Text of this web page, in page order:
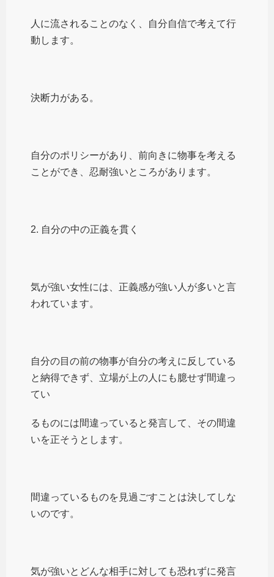
人に流されることのなく、自分自信で考えて行
動します。
決断力がある。
自分のポリシーがあり、前向きに物事を考える
ことができ、忍耐強いところがあります。
2. 自分の中の正義を貫く
気が強い女性には、正義感が強い人が多いと言
われています。
自分の目の前の物事が自分の考えに反している
と納得できず、立場が上の人にも臆せず間違っ
てい
るものには間違っていると発言して、その間違
いを正そうとします。
間違っているものを見過ごすことは決してしな
いのです。
気が強いとどんな相手に対しても恐れずに発言